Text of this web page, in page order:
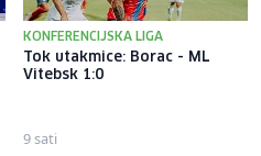
KONFERENCIJSKA LIGA
Tok utakmice: Borac - ML
Vitebsk 1:0
9 sati